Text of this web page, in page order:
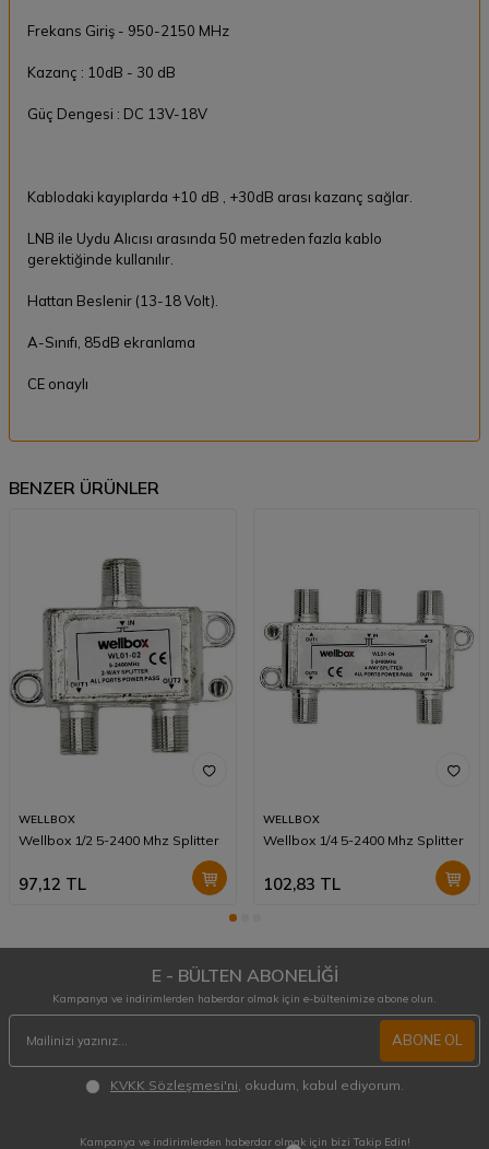
Frekans Giriş - 950-2150 MHz
Kazanç : 10dB - 30 dB
Güç Dengesi : DC 13V-18V
Kablodaki kayıplarda +10 dB , +30dB arası kazanç sağlar.
LNB ile Uydu Alıcısı arasında 50 metreden fazla kablo
gerektiğinde kullanılır.
Hattan Beslenir (13-18 Volt).
A-Sınıfı, 85dB ekranlama
CE onaylı
BENZER ÜRÜNLER
WELLBOX
Wellbox 1/2 5-2400 Mhz Splitter
97,12 TL
WELLBOX
Wellbox 1/4 5-2400 Mhz Splitter
102,83 TL
E - BÜLTEN ABONELİĞİ
Kampanya ve indirimlerden haberdar olmak için e-bültenimize abone olun.
ABONE OL
KVKK Sözleşmesi'ni , okudum, kabul ediyorum.
Kampanya ve indirimlerden haberdar olmak için bizi Takip Edin!